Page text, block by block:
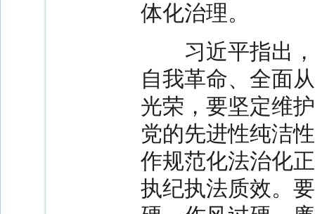
体化治理。
习近平指出，
自我革命、全面
光荣，要坚定维
党的先进性纯洁
作规范化法治化
执纪执法质效。